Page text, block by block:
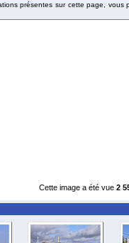
présentes sur cette page, vous
Cette image a été vue 2